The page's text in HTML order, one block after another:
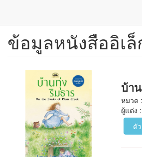
ข้าม
ข้อมูลหนังสืออิเ
บ้า
หมวด
ผู้แต่ง
ตั